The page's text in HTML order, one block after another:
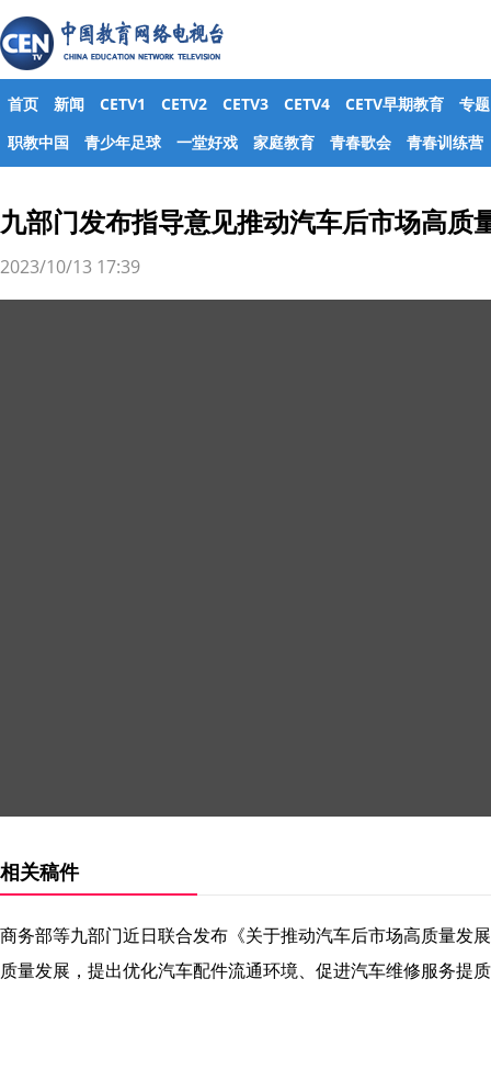
首页 新闻 CETV1 CETV2 CETV3 CETV4 CETV早期教育
专题
职教中国
青少年足球 一堂好戏 家庭教育 青春歌会 青春训练营
九部门发布指导意见推动汽车后市场高质
2023/10/13 17:39
相关稿件
商务部等九部门近日联合发布《关于推动汽车后市场高质量发
质量发展，提出优化汽车配件流通环境、促进汽车维修服务提